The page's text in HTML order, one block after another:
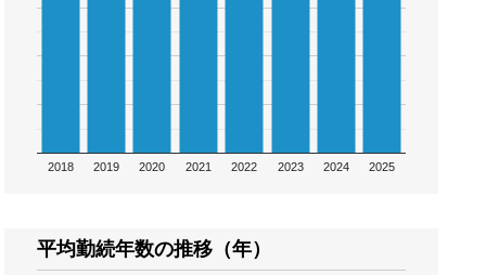
2018 2019 2020 2021 2022 2023 2024 2025
平均勤続年数の推移（年）